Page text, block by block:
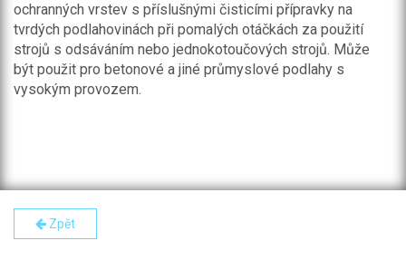
ochranných vrstev s příslušnými čisticími přípravky na
tvrdých podlahovinách při pomalých otáčkách za použití
strojů s odsáváním nebo jednokotoučových strojů. Může
být použit pro betonové a jiné průmyslové podlahy s
vysokým provozem.
Zpět